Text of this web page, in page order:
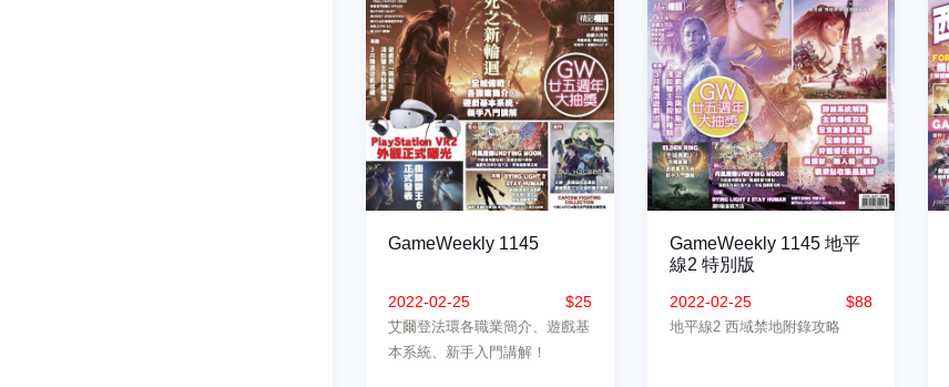
GameWeekly 1145
2022-02-25 $25
艾爾登法環各職業簡介、遊戲基
本系統、新手入門講解！
GameWeekly 1145 地平
線2 特別版
2022-02-25 $88
地平線2 西域禁地附錄攻略